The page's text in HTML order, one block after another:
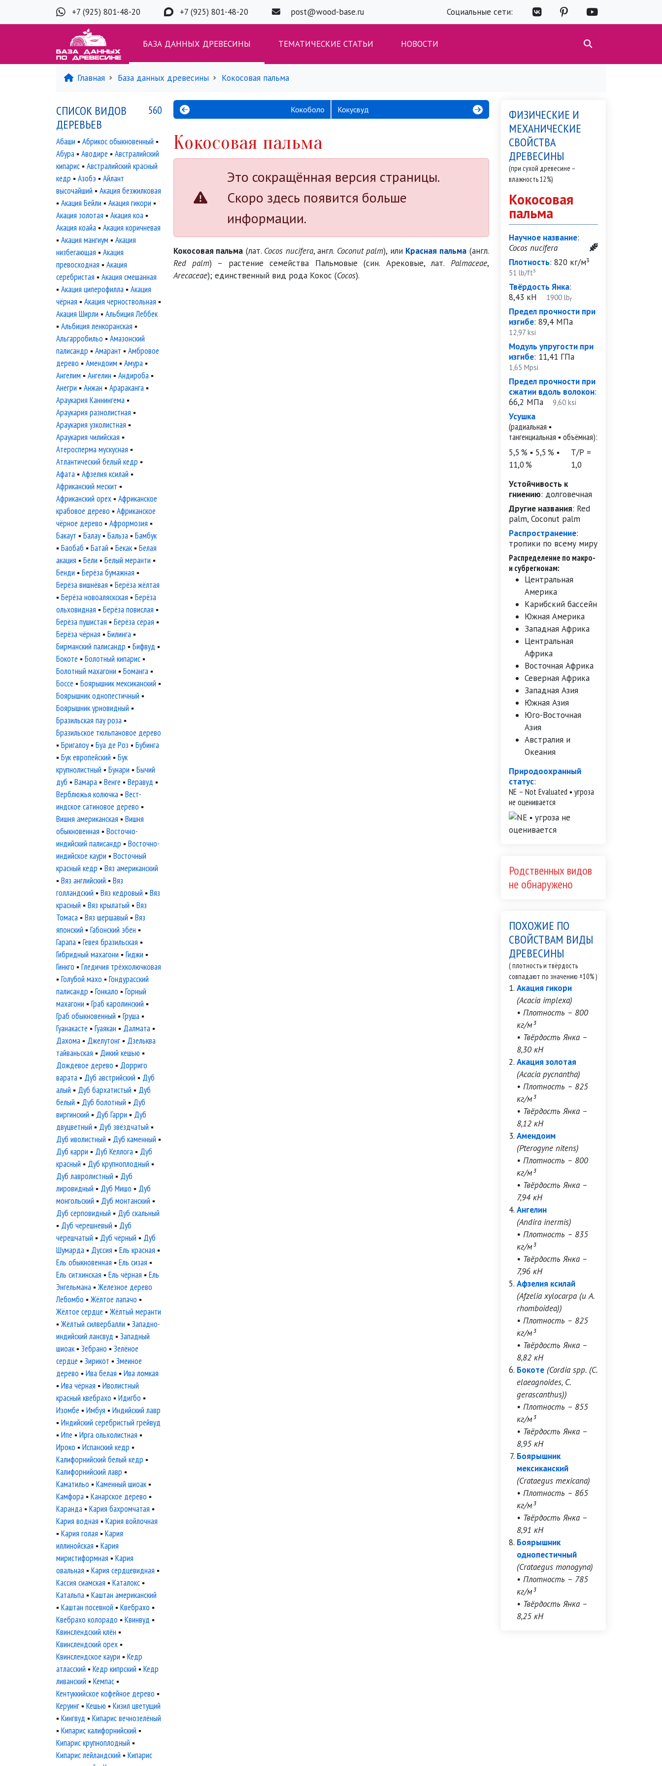
+7 (925) 801-48-20 +7 (925) 801-48-20 post@wood-base.ru Социальные сети:
БАЗА ДАННЫХ ДРЕВЕСИНЫ ТЕМАТИЧЕСКИЕ СТАТЬИ НОВОСТИ
Главная База данных древесины Кокосовая пальма
Кокоболо Кокусвуд
Кокосовая пальма
Это сокращённая версия страницы.
Скоро здесь появится больше
информации.
Кокосовая пальма (лат. Cocos nucifera, англ. Coconut palm), или Красная пальма(англ.
Red palm) – растение семейства Пальмовые (син. Арековые, лат. Palmaceae,
Arecaceae); единственный вид рода Кокос (Cocos).
СПИСОК ВИДОВ
ДЕРЕВЬЕВ
560
Абаши ▪Абрикос обыкновенный ▪
Абура ▪Аводире ▪Австралийский
кипарис ▪Австралийский красный
кедр ▪Азобэ ▪Айлант
высочайший ▪Акация безжилковая
▪Акация Бейли ▪Акация гикори ▪
Акация золотая ▪Акация коа ▪
Акация коайа ▪Акация коричневая
▪Акация мангиум ▪Акация
низбегающая ▪Акация
превосходная ▪Акация
серебристая ▪Акация смешанная
▪Акация циперофилла ▪Акация
чёрная ▪Акация черноствольная ▪
Акация Ширли ▪Альбиция Леббек
▪Альбиция ленкоранская ▪
Альгарробильо ▪Амазонский
палисандр ▪Амарант ▪Амбровое
дерево ▪Амендоим ▪Амура ▪
Ангелим ▪Ангелин ▪Андироба ▪
Анегри ▪Анжан ▪Арараканга ▪
Араукария Каннингема ▪
Араукария разнолистная ▪
Араукария узколистная ▪
Араукария чилийская ▪
Атеросперма мускусная ▪
Атлантический белый кедр ▪
Афата ▪Афзелия ксилай ▪
Африканский мескит ▪
Африканский орех ▪Африканское
крабовое дерево ▪Африканское
чёрное дерево ▪Афрормозия ▪
Бакаут ▪Балау▪Бальза ▪Бамбук
▪Баобаб ▪Батай ▪Бекак ▪Белая
акация ▪Бели ▪Белый меранти ▪
Бенди ▪Берёза бумажная ▪
Берёза вишнёвая ▪Берёза жёлтая
▪Берёза новоаляскская ▪Берёза
ольховидная ▪Берёза повислая ▪
Берёза пушистая ▪Берёза серая ▪
Берёза чёрная ▪Билинга ▪
Бирманский палисандр ▪Бифвуд ▪
Бокоте ▪Болотный кипарис ▪
Болотный махагони ▪Боманга ▪
Боссе ▪Боярышник мексиканский ▪
Боярышник однопестичный ▪
Боярышник урновидный ▪
Бразильская пау роза ▪
Бразильское тюльпановое дерево
▪Бригалоу▪Буа де Роз ▪Бубинга
▪Бук европейский ▪Бук
крупнолистный ▪Бунари ▪Бычий
дуб ▪Вамара ▪Венге ▪Веравуд ▪
Верблюжья колючка ▪Вест-
индское сатиновое дерево ▪
Вишня американская ▪Вишня
обыкновенная ▪Восточно-
индийский палисандр ▪Восточно-
индийское каури ▪Восточный
красный кедр ▪Вяз американский
▪Вяз английский ▪Вяз
голландский ▪Вяз кедровый ▪Вяз
красный ▪Вяз крылатый ▪Вяз
Томаса ▪Вяз шершавый ▪Вяз
японский ▪Габонский эбен ▪
Гарапа ▪Гевея бразильская ▪
Гибридный махагони ▪Гиджи ▪
Гинкго ▪Гледичия трёхколючковая
▪Голубой махо ▪Гондурасский
палисандр ▪Гонкало ▪Горный
махагони ▪Граб каролинский ▪
Граб обыкновенный ▪Груша ▪
Гуанакасте ▪Гуаякан ▪ Далмата ▪
Дахома ▪ Джелутонг ▪ Дзельква
тайваньская ▪ Дикий кешью ▪
Дождевое дерево ▪ Дорриго
варата ▪ Дуб австрийский ▪ Дуб
алый ▪ Дуб бархатистый ▪ Дуб
белый ▪ Дуб болотный ▪ Дуб
виргинский ▪ Дуб Гарри ▪ Дуб
двуцветный ▪ Дуб звёздчатый ▪
Дуб иволистный ▪ Дуб каменный ▪
Дуб карри ▪ Дуб Келлога ▪ Дуб
красный ▪ Дуб крупноплодный ▪
Дуб лавролистный ▪ Дуб
лировидный ▪ Дуб Мишо ▪ Дуб
монгольский ▪ Дуб монтанский ▪
Дуб серповидный ▪ Дуб скальный
▪ Дуб черешневый ▪ Дуб
черешчатый ▪ Дуб чёрный ▪ Дуб
Шумарда ▪ Дуссия ▪Ель красная ▪
Ель обыкновенная ▪Ель сизая ▪
Ель ситхинская ▪Ель чёрная ▪Ель
Энгельмана ▪Железное дерево
Лебомбо ▪Жёлтое лапачо ▪
Жёлтое сердце ▪Жёлтый меранти
▪Жёлтый силвербалли ▪Западно-
индийский лансвуд ▪Западный
шиоак ▪Зебрано ▪Зелёное
сердце ▪Зирикот ▪Змеиное
дерево ▪Ива белая ▪Ива ломкая
▪Ива чёрная ▪Иволистный
красный квебрахо ▪Идигбо ▪
Изомбе ▪Имбуя ▪Индийский лавр
▪Индийский серебристый грейвуд
▪Ипе ▪Ирга ольхолистная ▪
Ироко ▪Испанский кедр ▪
Калифорнийский белый кедр ▪
Калифорнийский лавр ▪
Каматильо ▪Каменный шиоак ▪
Камфора ▪Канарское дерево ▪
Каранда ▪Кария бахромчатая ▪
Кария водная ▪Кария войлочная
▪Кария голая ▪Кария
иллинойская ▪Кария
миристиформная ▪Кария
овальная ▪Кария сердцевидная ▪
Кассия сиамская ▪Каталокс ▪
Катальпа ▪Каштан американский
▪Каштан посевной ▪Квебрахо ▪
Квебрахо колорадо ▪Квинвуд ▪
Квинслендский клён ▪
Квинслендский орех ▪
Квинслендское каури ▪Кедр
атласский ▪Кедр кипрский ▪Кедр
ливанский ▪Кемпас ▪
Кентуккийское кофейное дерево ▪
Керуинг ▪Кешью ▪Кизил цветущий
▪Кингвуд ▪Кипарис вечнозелёный
▪Кипарис калифорнийский ▪
Кипарис крупноплодный ▪
Кипарис лейландский ▪Кипарис
ФИЗИЧЕСКИЕ И
МЕХАНИЧЕСКИЕ
СВОЙСТВА
ДРЕВЕСИНЫ
(при сухой древесине –
влажность 12%)
Кокосовая
пальма
Научное название:
Cocos nucifera
Плотность: 820 кг/м³
51 lb/ft³
Твёрдость Янка:
8,43 кН 1900 lbf
Предел прочности при
изгибе: 89,4 МПа
12,97 ksi
Модуль упругости при
изгибе: 11,41 ГПа
1,65 Mpsi
Предел прочности при
сжатии вдоль волокон:
66,2 МПа9,60 ksi
Усушка
(радиальная ▪
тангенциальная ▪ объёмная):
5,5 % ▪ 5,5 % ▪
11,0 %
Т/Р =
1,0
Устойчивость к
гниению: долговечная
Другие названия: Red
palm, Coconut palm
Распространение:
тропики по всему миру
Распределение по макро-
и субрегионам:
Центральная
Америка
Карибский бассейн
Южная Америка
Западная Африка
Центральная
Африка
Восточная Африка
Северная Африка
Западная Азия
Южная Азия
Юго-Восточная
Азия
Австралия и
Океания
Природоохранный
статус:
NE – Not Evaluated ▪ угроза
не оценивается
Родственных видов
не обнаружено
ПОХОЖИЕ ПО
СВОЙСТВАМ ВИДЫ
ДРЕВЕСИНЫ
( плотность и твёрдость
совпадают по значению ±10% )
Акация гикори
(Acacia implexa)
• Плотность – 800
кг/м³
• Твёрдость Янка –
8,30 кН
Акация золотая
(Acacia pycnantha)
• Плотность – 825
кг/м³
• Твёрдость Янка –
8,12 кН
Амендоим
(Pterogyne nitens)
• Плотность – 800
кг/м³
• Твёрдость Янка –
7,94 кН
Ангелин
(Andira inermis)
• Плотность – 835
кг/м³
• Твёрдость Янка –
7,96 кН
Афзелия ксилай
(Afzelia xylocarpa (и A.
rhomboidea))
• Плотность – 825
кг/м³
• Твёрдость Янка –
8,82 кН
Бокоте (Cordia spp. (C.
elaeagnoides, C.
gerascanthus))
• Плотность – 855
кг/м³
• Твёрдость Янка –
8,95 кН
Боярышник
мексиканский
(Crataegus mexicana)
• Плотность – 865
кг/м³
• Твёрдость Янка –
8,91 кН
Боярышник
однопестичный
(Crataegus monogyna)
• Плотность – 785
кг/м³
• Твёрдость Янка –
8,25 кН